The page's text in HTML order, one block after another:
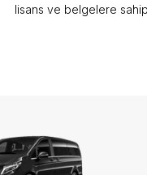
lisans ve belgelere